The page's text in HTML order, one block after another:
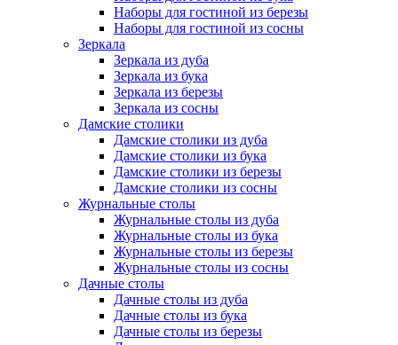
Наборы для гостиной из березы
Наборы для гостиной из сосны
Зеркала
Зеркала из дуба
Зеркала из бука
Зеркала из березы
Зеркала из сосны
Дамские столики
Дамские столики из дуба
Дамские столики из бука
Дамские столики из березы
Дамские столики из сосны
Журнальные столы
Журнальные столы из дуба
Журнальные столы из бука
Журнальные столы из березы
Журнальные столы из сосны
Дачные столы
Дачные столы из дуба
Дачные столы из бука
Дачные столы из березы